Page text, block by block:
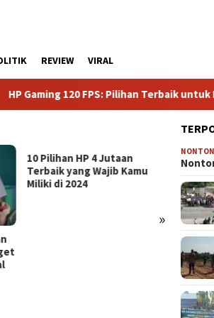
REVIEW VIRAL
120 FPS: Pilihan Terbaik untuk
»
NONTON